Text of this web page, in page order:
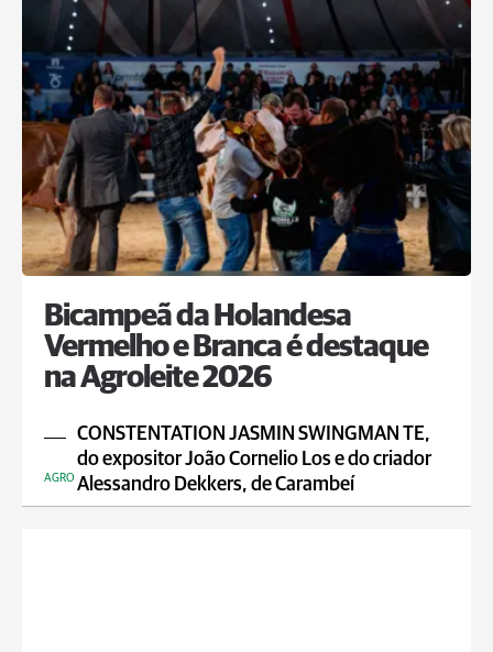
Bicampeã da Holandesa
Vermelho e Branca é destaque
na Agroleite 2026
CONSTENTATION JASMIN SWINGMAN TE,
do expositor João Cornelio Los e do criador
Alessandro Dekkers, de Carambeí
AGRO